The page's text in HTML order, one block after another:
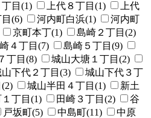
丁目(1) 上代８丁目(1)
上代
目(6) 河内町白浜(1)
河内町
京町本丁(1)
島崎２丁目(2)
４丁目(7)
島崎５丁目(9)
丁目(8)
城山大塘１丁目(2)
山下代２丁目(3)
城山下代３丁
城山半田４丁目(1)
新土
丁目(1) 田崎３丁目(2)
谷
戸坂町(5) 中島町(11)
中原